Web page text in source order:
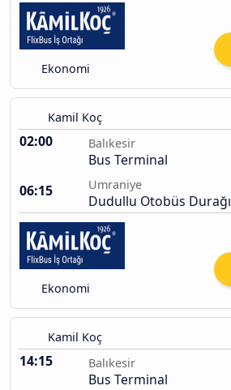
Ekonomi
Kamil Koç
02:00 Balıkesir
Bus Terminal
06:15
Umraniye
Dudullu Otobüs Durağı
Ekonomi
Kamil Koç
14:15 Balıkesir
Bus Terminal